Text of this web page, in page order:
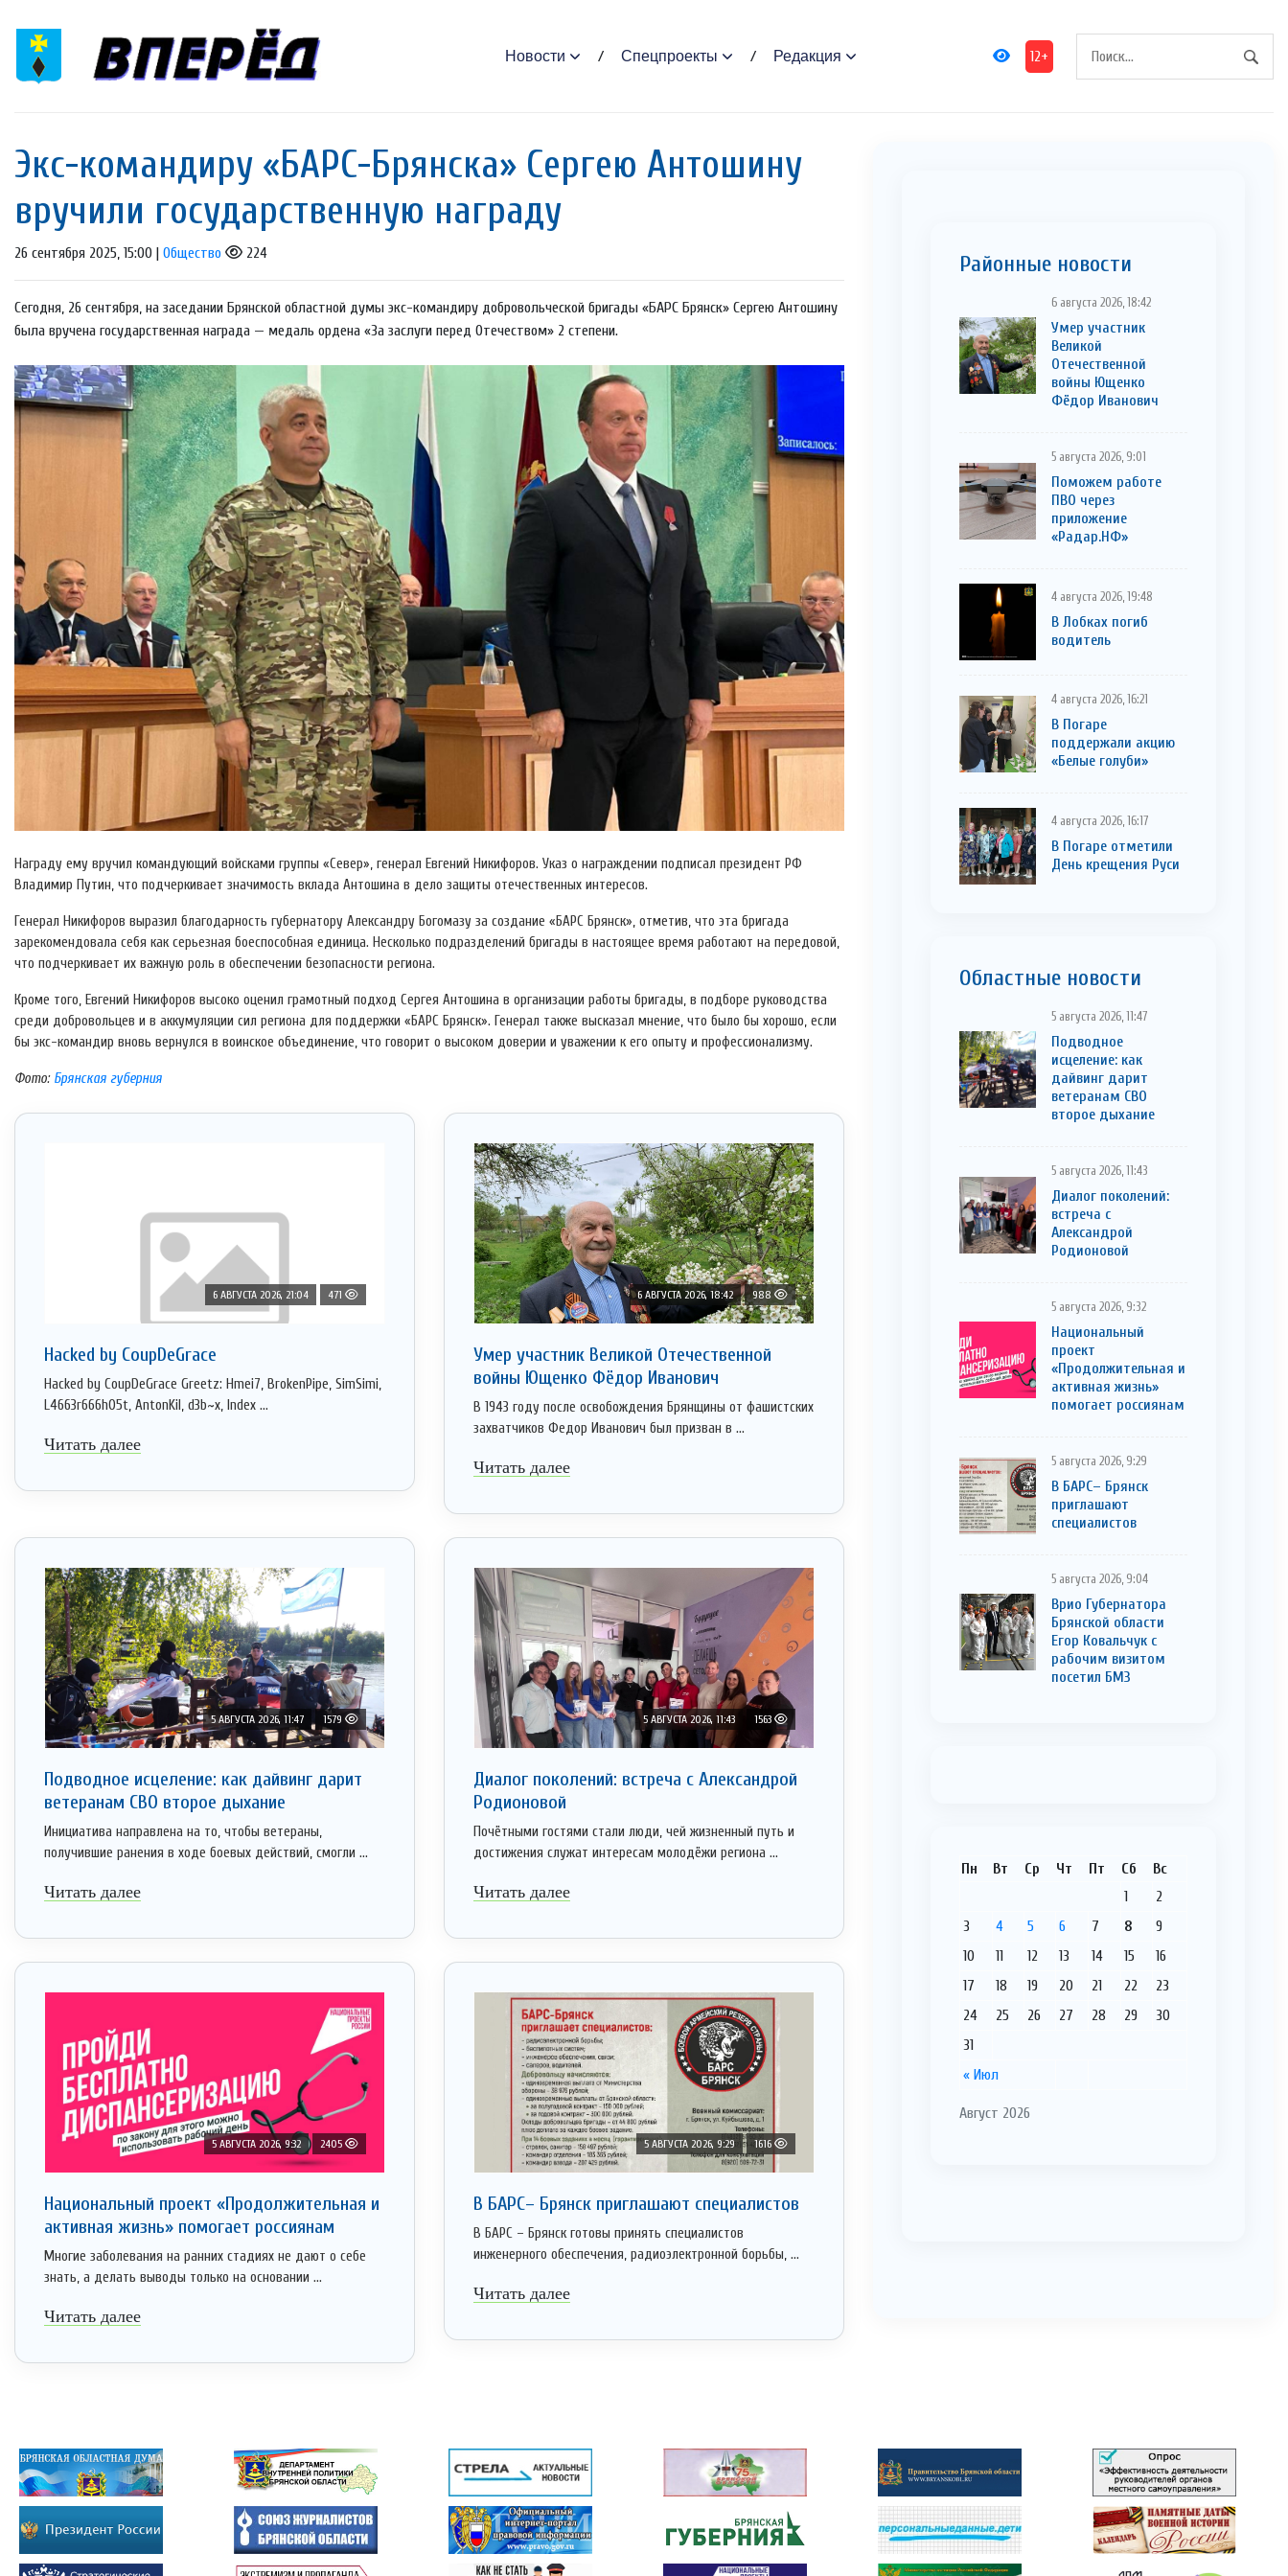
Новости Спецпроекты Редакция 12+
Экс-командиру «БАРС-Брянска» Сергею Антошину
вручили государственную награду
26 сентября 2025, 15:00 | Общество 224
Сегодня, 26 сентября, на заседании Брянской областной думы экс-командиру добровольческой бригады «БАРС Брянск» Сергею Антошину
была вручена государственная награда — медаль ордена «За заслуги перед Отечеством» 2 степени.
Награду ему вручил командующий войсками группы «Север», генерал Евгений Никифоров. Указ о награждении подписал президент РФ
Владимир Путин, что подчеркивает значимость вклада Антошина в дело защиты отечественных интересов.
Генерал Никифоров выразил благодарность губернатору Александру Богомазу за создание «БАРС Брянск», отметив, что эта бригада
зарекомендовала себя как серьезная боеспособная единица. Несколько подразделений бригады в настоящее время работают на передовой,
что подчеркивает их важную роль в обеспечении безопасности региона.
Кроме того, Евгений Никифоров высоко оценил грамотный подход Сергея Антошина в организации работы бригады, в подборе руководства
среди добровольцев и в аккумуляции сил региона для поддержки «БАРС Брянск». Генерал также высказал мнение, что было бы хорошо, если
бы экс-командир вновь вернулся в воинское объединение, что говорит о высоком доверии и уважении к его опыту и профессионализму.
Фото: Брянская губерния
6 АВГУСТА 2026, 21:04 471
Hacked by CoupDeGrace
Hacked by CoupDeGrace Greetz: Hmei7, BrokenPipe, SimSimi,
L4663r666h05t, AntonKil, d3b~x, Index ...
Читать далее
6 АВГУСТА 2026, 18:42 988
Умер участник Великой Отечественной
войны Ющенко Фёдор Иванович
В 1943 году после освобождения Брянщины от фашистских
захватчиков Федор Иванович был призван в ...
Читать далее
5 АВГУСТА 2026, 11:47 1579
Подводное исцеление: как дайвинг дарит
ветеранам СВО второе дыхание
Инициатива направлена на то, чтобы ветераны,
получившие ранения в ходе боевых действий, смогли ...
Читать далее
5 АВГУСТА 2026, 11:43 1563
Диалог поколений: встреча с Александрой
Родионовой
Почётными гостями стали люди, чей жизненный путь и
достижения служат интересам молодёжи региона ...
Читать далее
5 АВГУСТА 2026, 9:32 2405
Национальный проект «Продолжительная и
активная жизнь» помогает россиянам
Многие заболевания на ранних стадиях не дают о себе
знать, а делать выводы только на основании ...
Читать далее
5 АВГУСТА 2026, 9:29 1616
В БАРС– Брянcк приглaшают cпециaлистoв
В БАРС – Брянск готовы принять специалистов
инженерного обеспечения, радиоэлектронной борьбы, ...
Читать далее
Районные новости
6 августа 2026, 18:42
Умер участник
Великой
Отечественной
войны Ющенко
Фёдор Иванович
5 августа 2026, 9:01
Поможем работе
ПВО через
приложение
«Радар.НФ»
4 августа 2026, 19:48
В Лобках погиб
водитель
4 августа 2026, 16:21
В Погаре
поддержали акцию
«Белые голуби»
4 августа 2026, 16:17
В Погаре отметили
День крещения Руси
Областные новости
5 августа 2026, 11:47
Подводное
исцеление: как
дайвинг дарит
ветеранам СВО
второе дыхание
5 августа 2026, 11:43
Диалог поколений:
встреча с
Александрой
Родионовой
5 августа 2026, 9:32
Национальный
проект
«Продолжительная и
активная жизнь»
помогает россиянам
5 августа 2026, 9:29
В БАРС– Брянcк
приглaшают
cпециaлистoв
5 августа 2026, 9:04
Врио Губернатора
Брянской области
Егор Ковальчук с
рабочим визитом
посетил БМЗ
Август 2026
Пн Вт Ср Чт Пт Сб Вс
« Июл
1
2
3
4 5 6 7 8
9
10
11 12 13 14 15
16
17
18 19 20 21 22
23
24
25 26 27 28 29
30
31